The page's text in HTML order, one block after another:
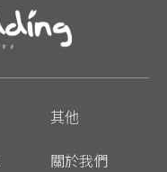
其他
關於我們